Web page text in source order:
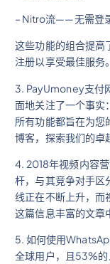
– Nitro流——无需登
这些功能的组合提高
注册以享受最佳服务。
3. PayUmoney支付
面地关注了一个事实
所有功能都旨在为您
博客，探索我们的卓
4. 2018年视频内容
杆，与其竞争对手区
线正在不断上升，而
这篇信息丰富的文章
5. 如何使用
全球用户，且53%